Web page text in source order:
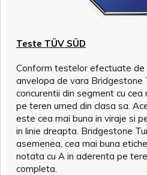
Teste TÜV SÜD
Conform testelor efectuate de
anvelopa de vara Bridgestone
concurentii din segment cu
pe teren umed din clasa sa.
este cea mai buna in viraje si
in linie dreapta. Bridgestone
asemenea, cea mai buna
notata cu A in aderenta pe
completa.